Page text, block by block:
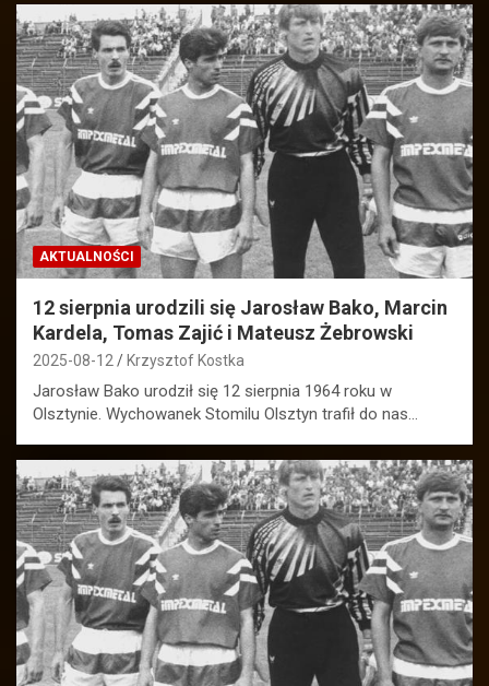
AKTUALNOŚCI
12 sierpnia urodzili się Jarosław Bako, Marcin
Kardela, Tomas Zajić i Mateusz Żebrowski
2025-08-12 Krzysztof Kostka
Jarosław Bako urodził się 12 sierpnia 1964 roku w
Olsztynie. Wychowanek Stomilu Olsztyn trafił do nas…